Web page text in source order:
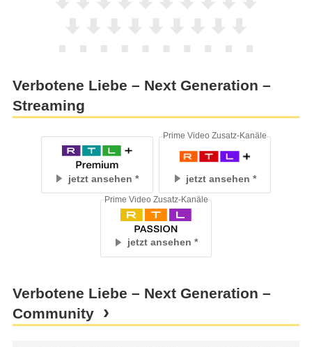
Verbotene Liebe – Next Generation –
Streaming
jetzt ansehen jetzt ansehen
Prime Video Zusatz-Kanäle
jetzt ansehen
Prime Video Zusatz-Kanäle
Verbotene Liebe – Next Generation –
Community